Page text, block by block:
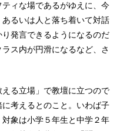
ィな場であるがゆえに、今
るいは人と落ち着いて対話
発言できるようになるのだ
ス内が円滑になるなど、さ
る立場」で教壇に立つので
考えるとのこと。いわば子
象は小学５年生と中学２年